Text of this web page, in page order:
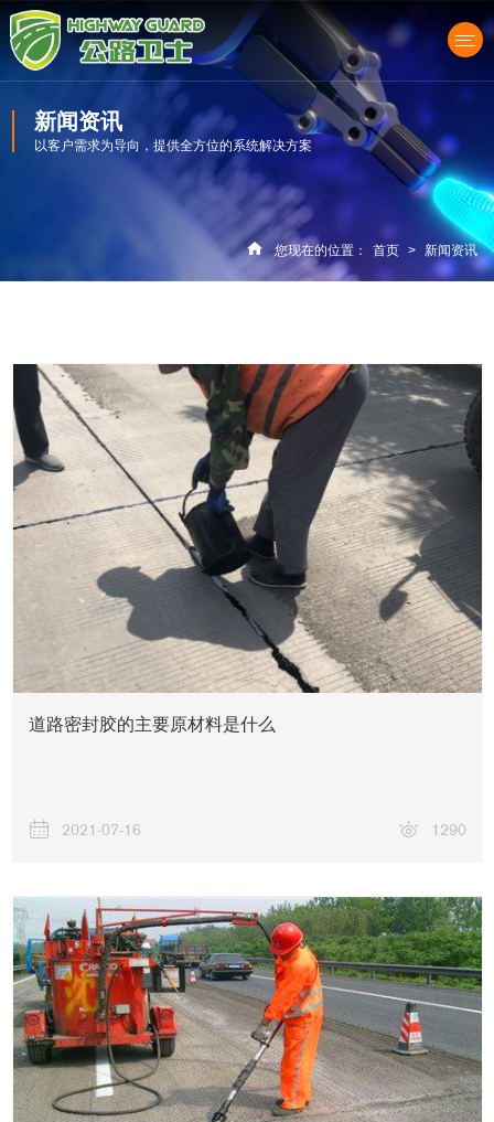
产品中心
新闻资讯
以客户需求为导向，提供全方位的系统解决方案
您现在的位置： 首页 > 新闻资讯
道路密封胶的主要原材料是什么
2021-07-16 1290